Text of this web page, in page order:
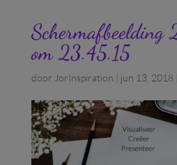
om 23.45.15
door JorInspiration | jun 13, 2018